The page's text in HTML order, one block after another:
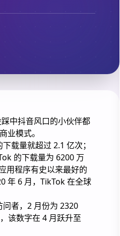
中抖音风口的小伙伴都
业模式。
载量就超过 2.1 亿次；
的下载量为 6200 万
用程序有史以来最好的
年 6 月，TikTok 在全球
者，2 月份为 2320
该数字在 4 月跃升至